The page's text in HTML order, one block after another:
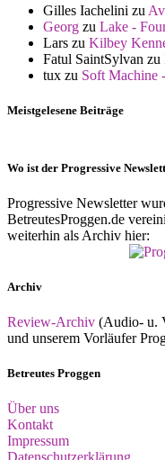
Gilles Iachelini zu
Georg zu Lake -
Lars zu Kilbey
Fatul SaintSylvan zu
tux zu Soft Machine
Meistgelesene Beiträge
Wo ist der Progressive
Progressive Newsletter
BetreutesProggen.de
weiterhin als Archiv hier:
Archiv
Review-Archiv (Audio- u.
und unserem Vorläufer
Betreutes Proggen
Über uns
Kontakt
Impressum